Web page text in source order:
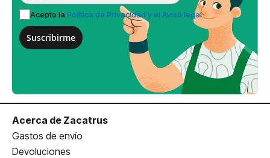
Acepto la Política de Privacidad y el Aviso legal
Suscribirme
Acerca de Zacatrus
Gastos de envío
Devoluciones